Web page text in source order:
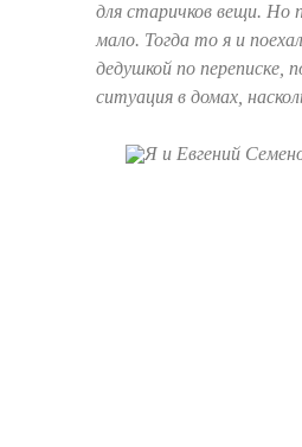
для старичков вещи. Но
мало. Тогда то я и
дедушкой по переписке,
ситуация в домах,